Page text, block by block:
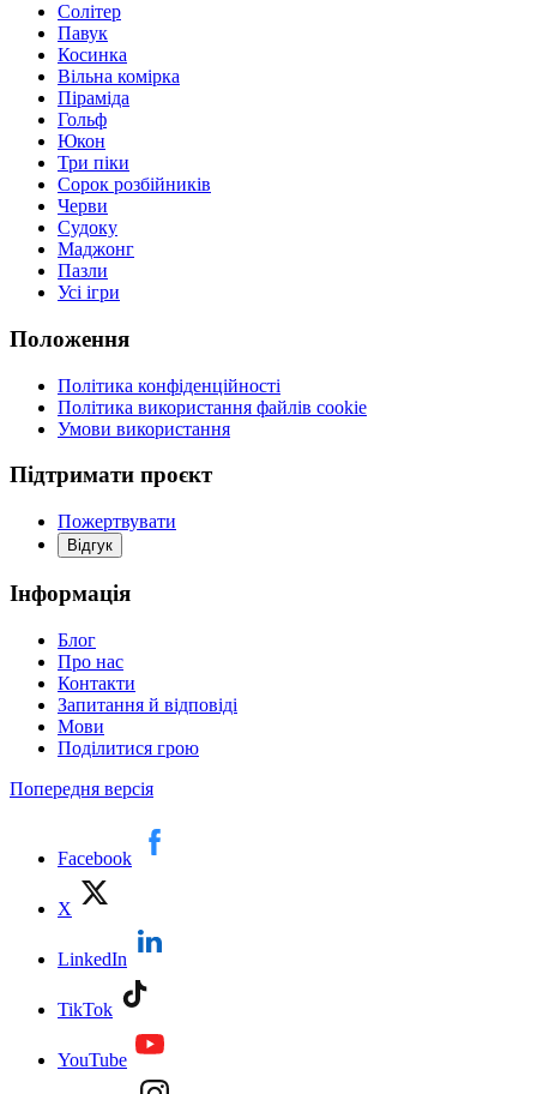
Солітер
Павук
Косинка
Вільна комірка
Піраміда
Гольф
Юкон
Три піки
Сорок розбійників
Черви
Судоку
Маджонг
Пазли
Усі ігри
Положення
Політика конфіденційності
Політика використання файлів cookie
Умови використання
Підтримати проєкт
Пожертвувати
Відгук
Інформація
Блог
Про нас
Контакти
Запитання й відповіді
Мови
Поділитися грою
Попередня версія
Facebook
X
LinkedIn
TikTok
YouTube